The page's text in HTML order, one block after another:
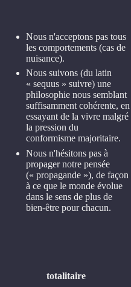
Nous n'acceptons pas tous
les comportements (cas de
nuisance).
Nous suivons (du latin
« sequus » suivre) une
philosophie nous semblant
suffisamment cohérente, en
essayant de la vivre malgré
la pression du
conformisme majoritaire.
Nous n'hésitons pas à
propager notre pensée
(« propagande »), de façon
à ce que le monde évolue
dans le sens de plus de
bien-être pour chacun.
totalitaire